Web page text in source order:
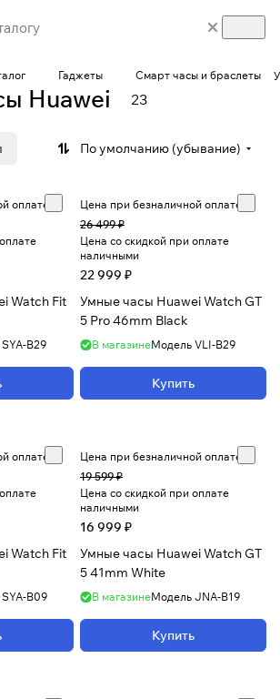
Гаджеты Смарт часы и браслеты
Huawei 23
По умолчанию (убывание)
оплате
Watch Fit
SYA-B29
Цена при безналичной оплате
26 499 ₽
Цена со скидкой при оплате
наличными
22 999 ₽
Умные часы Huawei Watch GT
5 Pro 46mm Black
В магазинеМодель VLI-B29
Купить
оплате
Watch Fit
SYA-B09
Цена при безналичной оплате
19 599 ₽
Цена со скидкой при оплате
наличными
16 999 ₽
Умные часы Huawei Watch GT
5 41mm White
В магазинеМодель JNA-B19
Купить